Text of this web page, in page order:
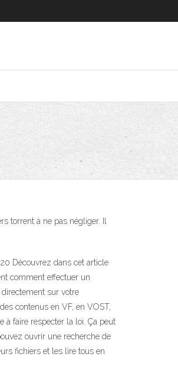
torrent à ne pas négliger. Il
Découvrez dans cet article
comment effectuer un
sur votre
contenus en VF, en VOST,
à faire respecter la loi. Ça peut
ouvrir une recherche de
fichiers et les lire tous en